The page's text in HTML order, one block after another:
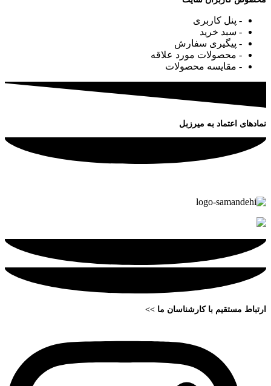
- پنل کاربری
- سبد خرید
- پیگیری سفارش
- محصولات مورد علاقه
- مقایسه محصولات
نمادهای اعتماد به میرزبل
ارتباط مستقیم با کارشناسان ما >>